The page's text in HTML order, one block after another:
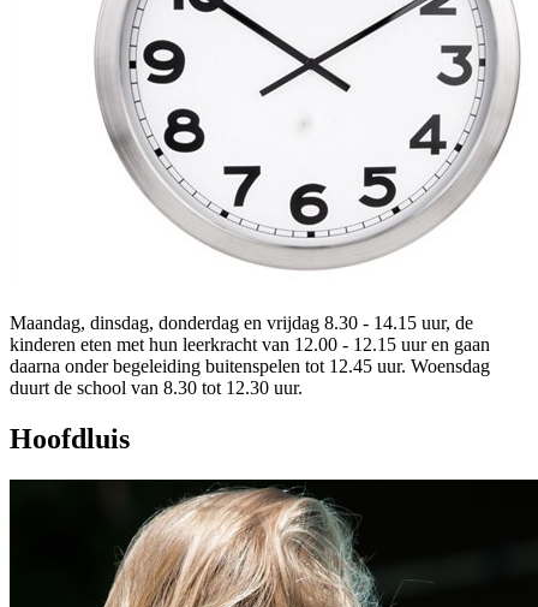
Maandag, dinsdag, donderdag en vrijdag 8.30 - 14.15 uur, de
kinderen eten met hun leerkracht van 12.00 - 12.15 uur en gaan
daarna onder begeleiding buitenspelen tot 12.45 uur. Woensdag
duurt de school van 8.30 tot 12.30 uur.
Hoofdluis